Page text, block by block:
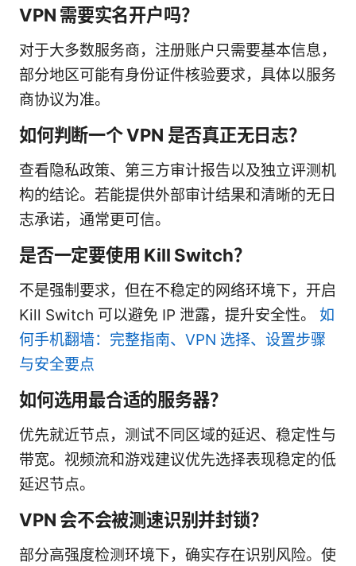
VPN 需要实名开户吗？
对于大多数服务商，注册账户只需要基本信息，
部分地区可能有身份证件核验要求，具体以服务
商协议为准。
如何判断一个 VPN 是否真正无日志？
查看隐私政策、第三方审计报告以及独立评测机
构的结论。若能提供外部审计结果和清晰的无日
志承诺，通常更可信。
是否一定要使用 Kill Switch？
不是强制要求，但在不稳定的网络环境下，开启
Kill Switch 可以避免 IP 泄露，提升安全性。 如
何手机翻墙：完整指南、VPN 选择、设置步骤
与安全要点
如何选用最合适的服务器？
优先就近节点，测试不同区域的延迟、稳定性与
带宽。视频流和游戏建议优先选择表现稳定的低
延迟节点。
VPN 会不会被测速识别并封锁？
部分高强度检测环境下，确实存在识别风险。使